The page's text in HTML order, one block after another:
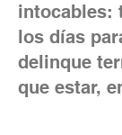
intocables:
los días
delinque
que estar,